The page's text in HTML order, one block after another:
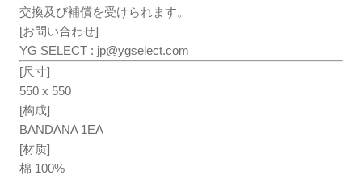
交換及び補償を受けられます。
[お問い合わせ]
YG SELECT : jp@ygselect.com
[尺寸]
550 x 550
[构成]
BANDANA 1EA
[材质]
棉 100%